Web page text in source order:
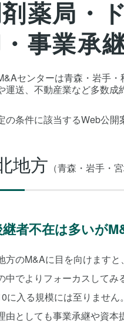
薬局・
事業承
センターは青森・岩手
運送、不動産業など多数
の条件に該当するWeb公開
地方 （青森・岩手・
者不在は多いが
方のM&Aに目を向けますと
中でよりフォーカスして
に入る規模には至りません
由としても事業承継や資